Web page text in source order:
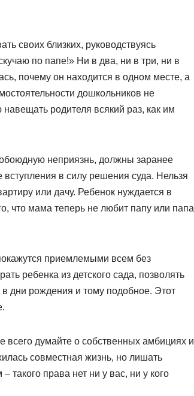
своих близких, руководствуясь
по папе!» Ни в два, ни в три, ни в
почему он находится в одном месте, а
дошкольников не
родителя всякий раз, как им
неприязнь, должны заранее
вступления в силу решения суда. Нельзя
или дачу. Ребенок нуждается в
что мама теперь не любит папу или папа
приемлемыми всем без
ребенка из детского сада, позволять
дни рождения и тому подобное. Этот
всего думайте о собственных амбициях и
совместная жизнь, но лишать
права нет ни у вас, ни у кого